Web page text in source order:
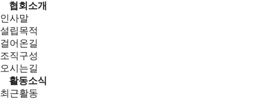
협회소개
인사말
설립목적
걸어온길
조직구성
오시는길
활동소식
최근활동